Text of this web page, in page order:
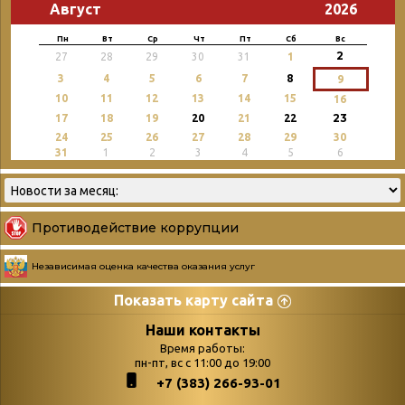
Август 2026
Пн Вт Ср Чт Пт Сб Вс
27 28 29 30 31 1 2
3 4 5 6 7 8
9
10
11 12 13 14 15
16
17
18 19 20 21 22 23
24 25 26 27 28 29
30
31
1 2 3 4 5 6
Противодействие коррупции
Независимая оценка качества оказания услуг
Показать карту сайта
Страницы
podvedenie-itogov-festivalya-
поступлений
Наши контакты
Время работы:
пн-пт, вс с 11:00 до 19:00
+7 (383) 266-93-01